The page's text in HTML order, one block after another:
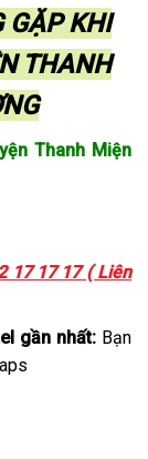
GẶP KHI
THANH
Thanh Miện
17 17 17 ( Liên
gần nhất:Bạn